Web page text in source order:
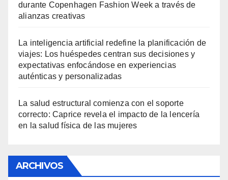
durante Copenhagen Fashion Week a través de
alianzas creativas
La inteligencia artificial redefine la planificación de
viajes: Los huéspedes centran sus decisiones y
expectativas enfocándose en experiencias
auténticas y personalizadas
La salud estructural comienza con el soporte
correcto: Caprice revela el impacto de la lencería
en la salud física de las mujeres
ARCHIVOS